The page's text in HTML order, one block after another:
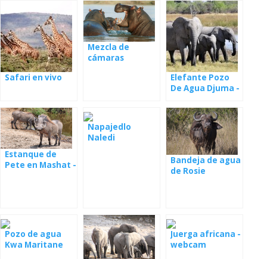
Safari en vivo
Mezcla de
cámaras
Elefante Pozo
De Agua Djuma -
Estanque de
Pete en Mashat -
Napajedlo
Naledi
Bandeja de agua
de Rosie
Pozo de agua
Kwa Maritane
Juerga africana -
webcam